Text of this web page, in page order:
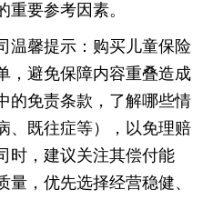
重要参考因素。
温馨提示：购买儿童保险
，避免保障内容重叠造成
的免责条款，了解哪些情
、既往症等），以免理赔
时，建议关注其偿付能
，优先选择经营稳健、